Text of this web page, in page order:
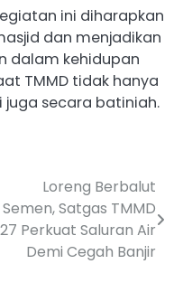
ini diharapkan
dan menjadikan
dalam kehidupan
TMMD tidak hanya
secara batiniah.
Loreng Berbalut
Semen, Satgas TMMD
Perkuat Saluran Air
Demi Cegah Banjir